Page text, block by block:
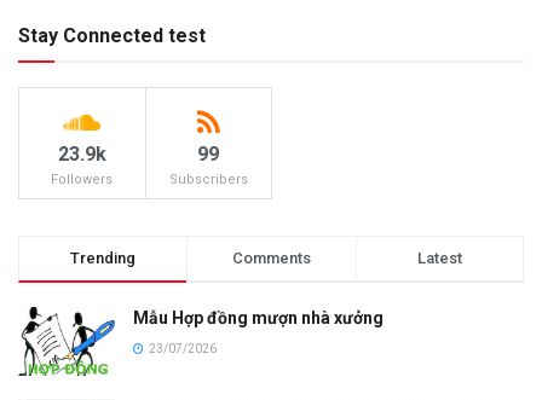
Stay Connected test
23.9k
Followers
99
Subscribers
Trending Comments Latest
Mẫu Hợp đồng mượn nhà xưởng
23/07/2026